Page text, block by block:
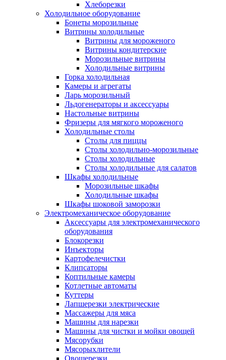
Хлеборезки
Холодильное оборудование
Бонеты морозильные
Витрины холодильные
Витрины для мороженого
Витрины кондитерские
Морозильные витрины
Холодильные витрины
Горка холодильная
Камеры и агрегаты
Ларь морозильный
Льдогенераторы и аксессуары
Настольные витрины
Фризеры для мягкого мороженого
Холодильные столы
Столы для пиццы
Столы холодильно-морозильные
Столы холодильные
Столы холодильные для салатов
Шкафы холодильные
Mорозильные шкафы
Холодильные шкафы
Шкафы шоковой заморозки
Электромеханическое оборудование
Аксессуары для электромеханического
оборудования
Блокорезки
Инъекторы
Картофелечистки
Клипсаторы
Коптильные камеры
Котлетные автоматы
Куттеры
Лапшерезки электрические
Массажеры для мяса
Машины для нарезки
Машины для чистки и мойки овощей
Мясорубки
Мясорыхлители
Овощерезки